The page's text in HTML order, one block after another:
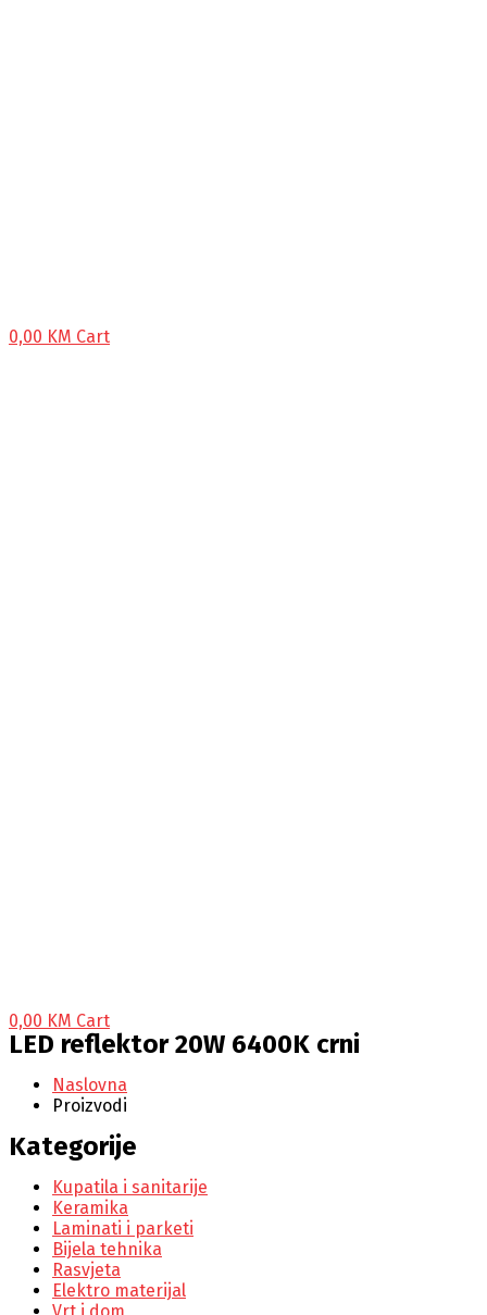
0,00 KM Cart
0,00 KM Cart
LED reflektor 20W 6400K crni
Naslovna
Proizvodi
Kategorije
Kupatila i sanitarije
Keramika
Laminati i parketi
Bijela tehnika
Rasvjeta
Elektro materijal
Vrt i dom